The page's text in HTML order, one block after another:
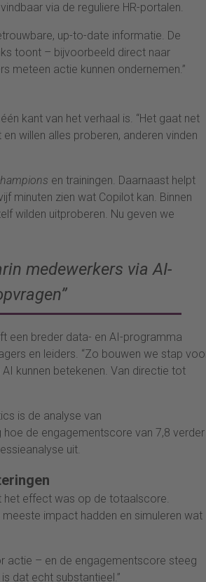
via de reguliere HR-portalen.
up-to-date informatie. De
toont – bijvoorbeeld direct naar
meteen actie kunnen ondernemen.”
kant van het verhaal is. “Het gaat net
willen alles proberen, anderen vinden
en trainingen. Daarnaast helpt
minuten zien wat Copilot kan. Binnen
wilden uitproberen. Nu geven we
medewerkers via AI-
een breder data- en AI-programma
en leiders. “Zo bouwen we stap
kunnen betekenen. Van directie tot
is de analyse van
de engagementscore van 7,8 verder
uit.
het effect was op de totaalscore.
impact hadden en simuleren wat
actie – en de engagementscore steeg
dat echt substantieel.”